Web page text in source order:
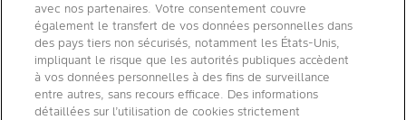
Agro Bayer
France
avec nos partenaires. Votre consentement couvre
également le transfert de vos données personnelles dans
des pays tiers non sécurisés, notamment les États-Unis,
impliquant le risque que les autorités publiques accèdent
à vos données personnelles à des fins de surveillance
entre autres, sans recours efficace. Des informations
détaillées sur l’utilisation de cookies strictement